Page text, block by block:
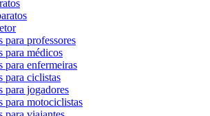
para professores
para médicos
para enfermeiras
para ciclistas
para jogadores
para motociclistas